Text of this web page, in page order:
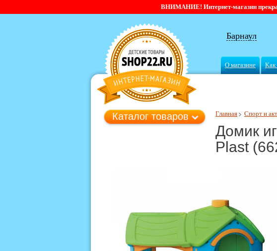
ВНИМАНИЕ! Интернет-магазин
Барнаул
О магазине Как
Главная Спорт и
Домик
Plast
Каталог товаров